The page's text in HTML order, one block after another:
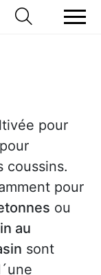
pour
coussins.
pour
ou
au
sont